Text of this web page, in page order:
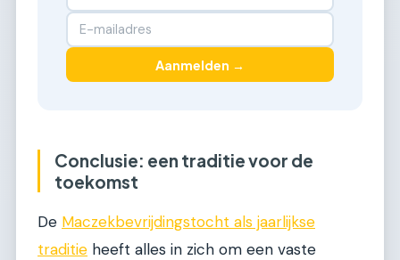
Aanmelden →
Conclusie: een traditie voor de
toekomst
De Maczekbevrijdingstocht als jaarlijkse
traditie heeft alles in zich om een vaste